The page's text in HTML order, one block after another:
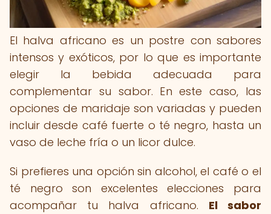
El halva africano es un postre con sabores
intensos y exóticos, por lo que es importante
elegir la bebida adecuada para
complementar su sabor. En este caso, las
opciones de maridaje son variadas y pueden
incluir desde café fuerte o té negro, hasta un
vaso de leche fría o un licor dulce.
Si prefieres una opción sin alcohol, el café o el
té negro son excelentes elecciones para
acompañar tu halva africano. El sabor